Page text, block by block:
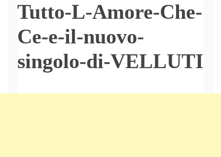
Tutto-L-Amore-Che-
Ce-e-il-nuovo-
singolo-di-VELLUTI